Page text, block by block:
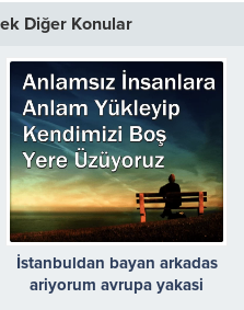
Diğer Konular
İstanbuldan bayan arkadas
ariyorum avrupa yakasi